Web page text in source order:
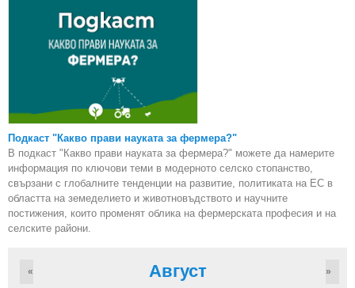
Подкаст "Какво прави науката за фермера?"
В подкаст "Какво прави науката за фермера?" можете да намерите
информация по ключови теми в модерното селско стопанство,
свързани с глобалните тенденции на развитие, политиката на ЕС в
областта на земеделието и животновъдството и научните
постижения, които променят облика на фермерската професия и на
селските райони.
Август
« »